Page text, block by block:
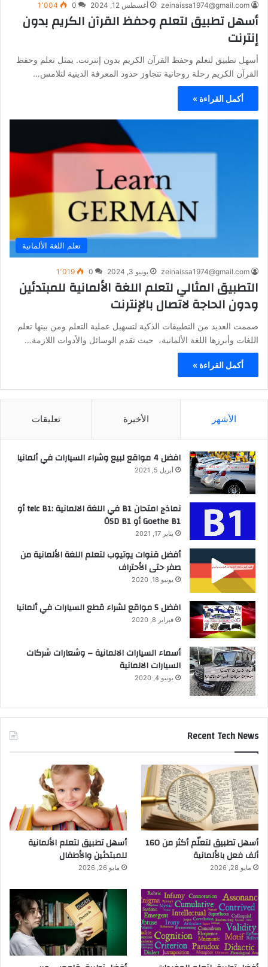
zeinaissa1974@gmail.com أغسطس 12, 2024 0 1٬004
أسهل تطبيق لتعلم وحفظ القرآن الكريم بدون
إنترنت
أسهل تطبيق لتعلم وحفظ القرآن الكريم بدون إنترنت. يمثل تعلم وحفظ
القرآن الكريم رحلة روحانية تتجاوز حدود المعرفة الدينية لتلامس…
أكمل القراءة »
تعلم اللغة الألمانية
zeinaissa1974@gmail.com يونيو 3, 2024 0 1٬019
التطبيق المثالي لتعلم اللغة الألمانية للمبتدئين
ودون الحاجة لاتصال بالإنترنت
صممت العديد من التطبيقات الذكية لتسهيل عملية التعلم ومن بينها تعلم
اللغات وأبرزها اللغة الألمانية، حيث تقدم الوسائل والأدوات اللازمة…
أكمل القراءة »
الأشهر الأخيرة تعليقات
افضل 4 مواقع لبيع وشراء السيارات في ألمانيا
أبريل 5, 2021
نماذج امتحان B1 في اللغة الالمانية :telc B1 أو
Goethe B1 أو ÖSD B1
يناير 17, 2021
أفضل قنوات يوتيوب لتعلم اللغة الألمانية من
صفر حتى الأحتراف
يونيو 18, 2020
افضل 5 مواقع لشراء قطع السيارات في ألمانيا
فبراير 8, 2020
أسماء السيارات الالمانية – وشعارات شركات
السيارات الالمانية
يونيو 4, 2020
Recent Tech News
أسهل تطبيق لتعلّم أكثر من 160
ألف فعل بالألمانية
مايو 28, 2026
أسهل تطبيق لتعلم الألمانية
للمبتدئين والأطفال
مايو 26, 2026